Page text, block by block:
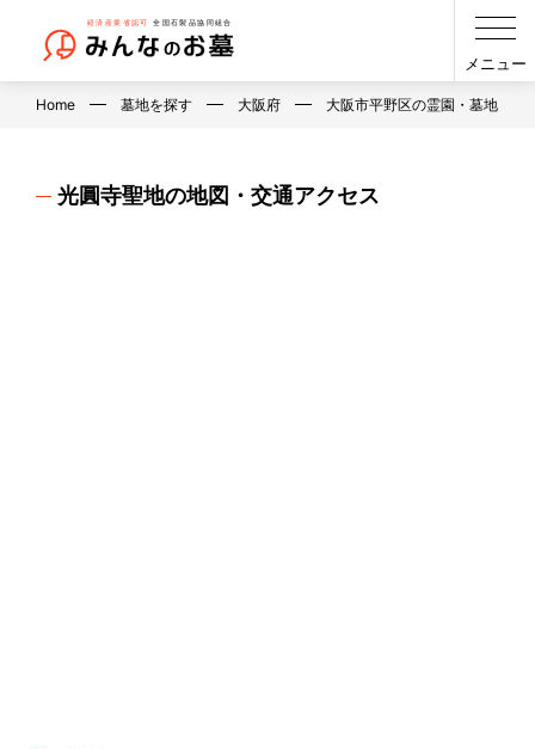
メニュー
Home 墓地を探す 大阪府 大阪市平野区の霊園・墓地・お
光圓寺聖地の地図・交通アクセス